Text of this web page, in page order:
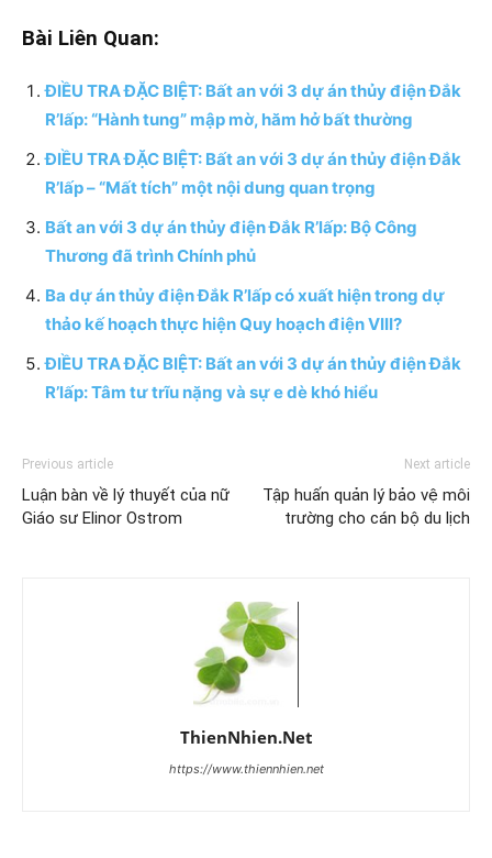
Bài Liên Quan:
ĐIỀU TRA ĐẶC BIỆT: Bất an với 3 dự án thủy điện Đắk
R’lấp: “Hành tung” mập mờ, hăm hở bất thường
ĐIỀU TRA ĐẶC BIỆT: Bất an với 3 dự án thủy điện Đắk
R’lấp – “Mất tích” một nội dung quan trọng
Bất an với 3 dự án thủy điện Đắk R’lấp: Bộ Công
Thương đã trình Chính phủ
Ba dự án thủy điện Đắk R’lấp có xuất hiện trong dự
thảo kế hoạch thực hiện Quy hoạch điện VIII?
ĐIỀU TRA ĐẶC BIỆT: Bất an với 3 dự án thủy điện Đắk
R’lấp: Tâm tư trĩu nặng và sự e dè khó hiểu
Previous article
Luận bàn về lý thuyết của nữ
Giáo sư Elinor Ostrom
Next article
Tập huấn quản lý bảo vệ môi
trường cho cán bộ du lịch
ThienNhien.Net
https://www.thiennhien.net